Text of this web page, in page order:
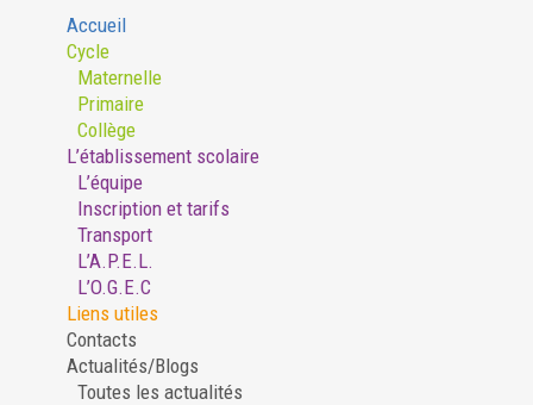
Accueil
Cycle
Maternelle
Primaire
Collège
L’établissement scolaire
L’équipe
Inscription et tarifs
Transport
L’A.P.E.L.
L’O.G.E.C
Liens utiles
Contacts
Actualités/Blogs
Toutes les actualités